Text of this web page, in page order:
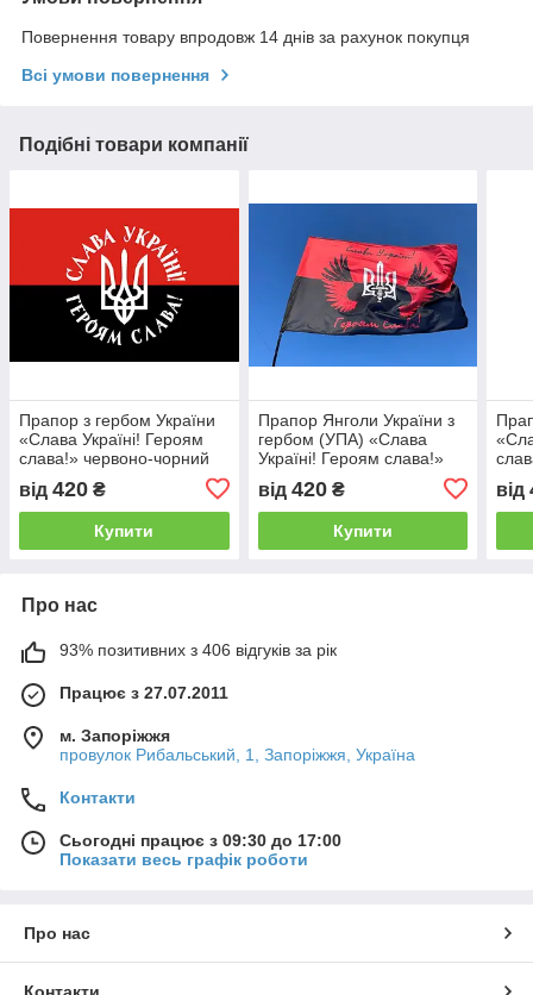
Повернення товару впродовж 14 днів за рахунок покупця
Всі умови повернення
Подібні товари компанії
Прапор з гербом України
«Слава Україні! Героям
слава!» червоно-чорний
від 420 ₴
Купити
Прапор Янголи України з
гербом (УПА) «Слава
Україні! Героям слава!»
від 420₴
Купити
від
Про нас
93% позитивних з 406 відгуків за рік
Працює з 27.07.2011
м. Запоріжжя
провулок Рибальський, 1, Запоріжжя, Україна
Контакти
Сьогодні працює з 09:30 до 17:00
Показати весь графік роботи
Про нас